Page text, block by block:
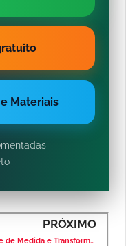
Materiais
PRÓXIMO
Unidade de Medida e Transformação: Volume (Metro Cúbico m3)